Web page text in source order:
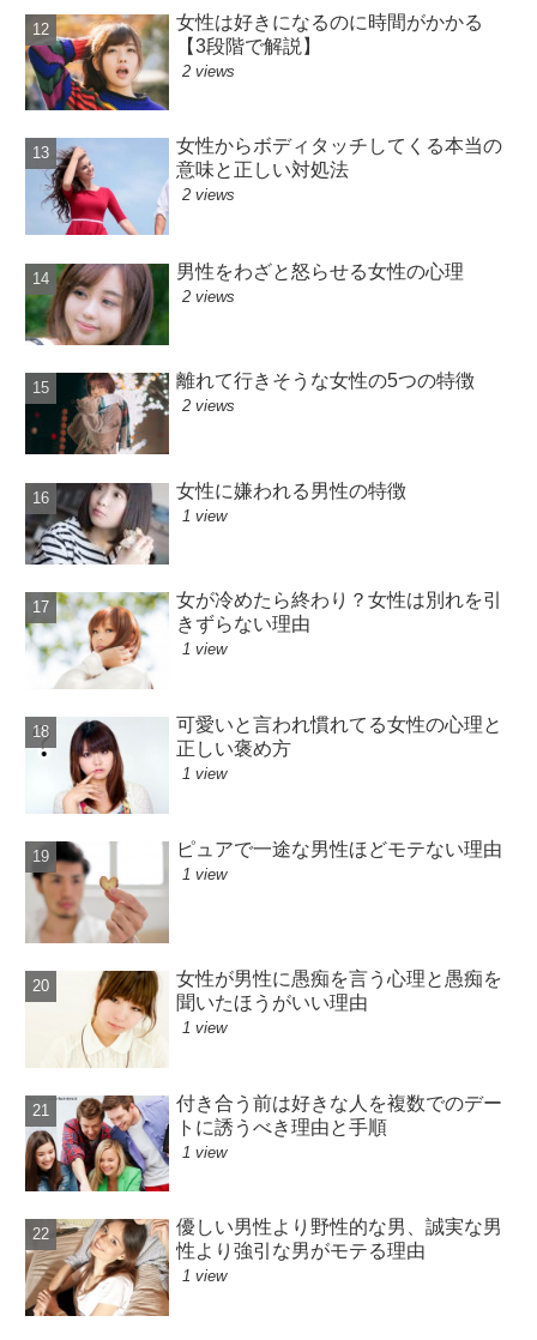
女性は好きになるのに時間がかかる
【3段階で解説】
2 views
女性からボディタッチしてくる本当の
意味と正しい対処法
2 views
男性をわざと怒らせる女性の心理
2 views
離れて行きそうな女性の5つの特徴
2 views
女性に嫌われる男性の特徴
1 view
女が冷めたら終わり？女性は別れを引
きずらない理由
1 view
可愛いと言われ慣れてる女性の心理と
正しい褒め方
1 view
ピュアで一途な男性ほどモテない理由
1 view
女性が男性に愚痴を言う心理と愚痴を
聞いたほうがいい理由
1 view
付き合う前は好きな人を複数でのデー
トに誘うべき理由と手順
1 view
優しい男性より野性的な男、誠実な男
性より強引な男がモテる理由
1 view